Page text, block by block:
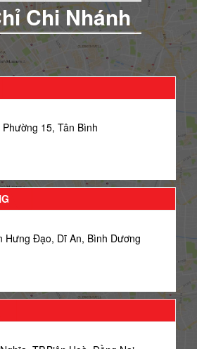
Chi Nhánh
15, Tân Bình
Hưng Đạo, Dĩ An, Bình Dương